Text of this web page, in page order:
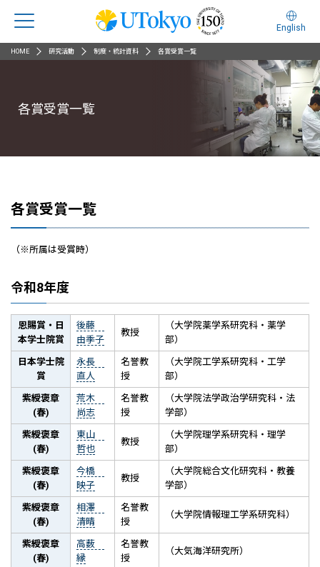
English
HOME 研究活動 制度・統計資料 各賞受賞一覧
各賞受賞一覧
各賞受賞一覧
（※所属は受賞時）
令和8年度
恩賜賞・日
本学士院賞
後藤
由季子
教授
（大学院薬学系研究科・薬学
部）
日本学士院
賞
永長
直人
名誉教
授
（大学院工学系研究科・工学
部）
紫綬褒章
(春)
荒木
尚志
名誉教
授
（大学院法学政治学研究科・法
学部）
紫綬褒章
(春)
東山
哲也
教授
（大学院理学系研究科・理学
部）
紫綬褒章
(春)
今橋
映子
教授
（大学院総合文化研究科・教養
学部）
紫綬褒章
(春)
相澤
清晴
名誉教
授
（大学院情報理工学系研究科）
紫綬褒章
(春)
高薮
縁
名誉教
授
（大気海洋研究所）